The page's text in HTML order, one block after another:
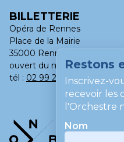
BILLETTERIE
Opéra de Rennes
Place de la Mairie
35000 Rennes
ouvert du mardi au samedi,
tél : 02 99 275 275
Restons
Inscrivez-
recevoir les
l'Orchestre
Nom